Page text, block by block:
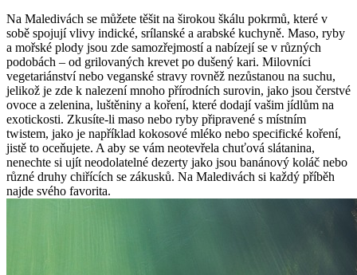
Na Maledivách se můžete těšit na širokou škálu pokrmů, které v
sobě spojují vlivy indické, ⁣srílanské a arabské kuchyně. ‍Maso, ryby⁣
a⁣ mořské plody jsou zde samozřejmostí a nabízejí se‍ v různých
podobách – od ​grilovaných krevet po dušený kari. Milovníci
vegetariánství nebo ‍veganské stravy rovněž nezůstanou ⁤na suchu,
jelikož je​ zde k nalezení mnoho přírodních surovin, jako ‍jsou čerstvé
ovoce a ⁢zelenina, luštěniny a koření, které dodají vašim‌ jídlům na
exotickosti. Zkusíte-li maso nebo ryby připravené s místním
twistem, jako⁣ je například ⁣kokosové mléko nebo specifické koření,
jistě ​to oceňujete. A aby se vám neotevřela chuťová slátanina,
nenechte si ujít neodolatelné dezerty jako jsou banánový koláč nebo ​
různé druhy chiřících se zákusků.‍ Na Maledivách si každý příběh
najde svého favorita.